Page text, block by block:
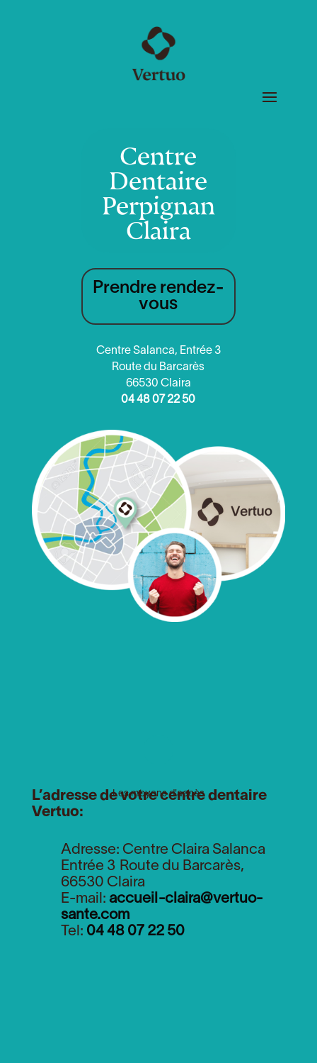
Centre
Dentaire
Perpignan
Claira
Prendre rendez-
vous
Centre Salanca, Entrée 3
Route du Barcarès
66530 Claira
04 48 07 22 50
Les moyens d'accès
L’adresse de votrecentre dentaire
Vertuo:
Adresse: Centre Claira Salanca
Entrée 3 Route du Barcarès,
66530 Claira
E-mail: accueil-claira@vertuo-
sante.com
Tel: 04 48 07 22 50